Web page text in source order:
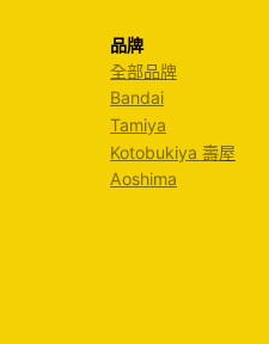
品牌
全部品牌
Bandai
Tamiya
Kotobukiya 壽屋
Aoshima